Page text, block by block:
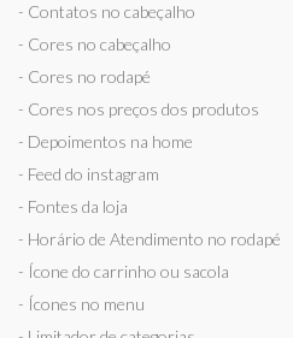
- Contatos no cabeçalho
- Cores no cabeçalho
- Cores no rodapé
- Cores nos preços dos produtos
- Depoimentos na home
- Feed do instagram
- Fontes da loja
- Horário de Atendimento no rodapé
- Ícone do carrinho ou sacola
- Ícones no menu